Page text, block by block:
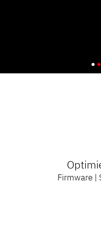
Firmware |